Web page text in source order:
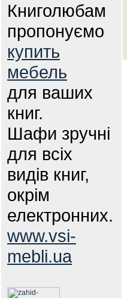
Книголюбам
пропонуємо
купить
мебель
для ваших
книг.
Шафи зручні
для всіх
видів книг,
окрім
електронних.
www.vsi-
mebli.ua